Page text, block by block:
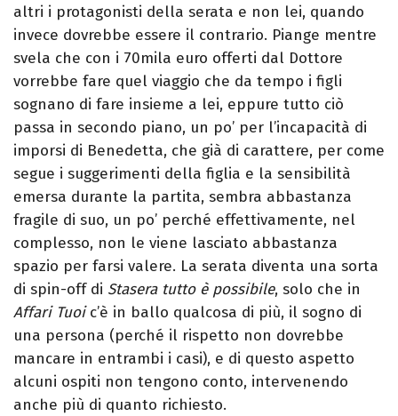
altri i protagonisti della serata e non lei, quando
invece dovrebbe essere il contrario. Piange mentre
svela che con i 70mila euro offerti dal Dottore
vorrebbe fare quel viaggio che da tempo i figli
sognano di fare insieme a lei, eppure tutto ciò
passa in secondo piano, un po’ per l’incapacità di
imporsi di Benedetta, che già di carattere, per come
segue i suggerimenti della figlia e la sensibilità
emersa durante la partita, sembra abbastanza
fragile di suo, un po’ perché effettivamente, nel
complesso, non le viene lasciato abbastanza
spazio per farsi valere. La serata diventa una sorta
di spin-off di Stasera tutto è possibile, solo che in
Affari Tuoic’è in ballo qualcosa di più, il sogno di
una persona (perché il rispetto non dovrebbe
mancare in entrambi i casi), e di questo aspetto
alcuni ospiti non tengono conto, intervenendo
anche più di quanto richiesto.